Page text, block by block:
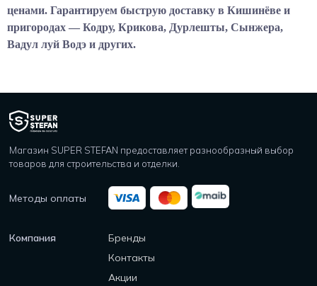
ценами. Гарантируем быструю доставку в Кишинёве и
пригородах — Кодру, Крикова, Дурлешты, Сынжера,
Вадул луй Водэ и других.
Магазин SUPER STEFAN предоставляет разнообразный выбор
товаров для строительства и отделки.
Методы оплаты
Компания
Бренды
Контакты
Акции